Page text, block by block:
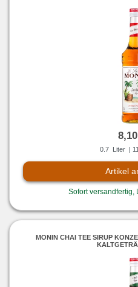
0.7 Liter |
Artikel
Sofort versandfertig,
MONIN CHAI TEE SIRUP